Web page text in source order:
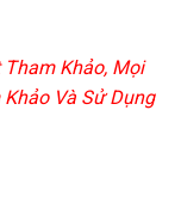
Tham Khảo, Mọi
Và Sử Dụng